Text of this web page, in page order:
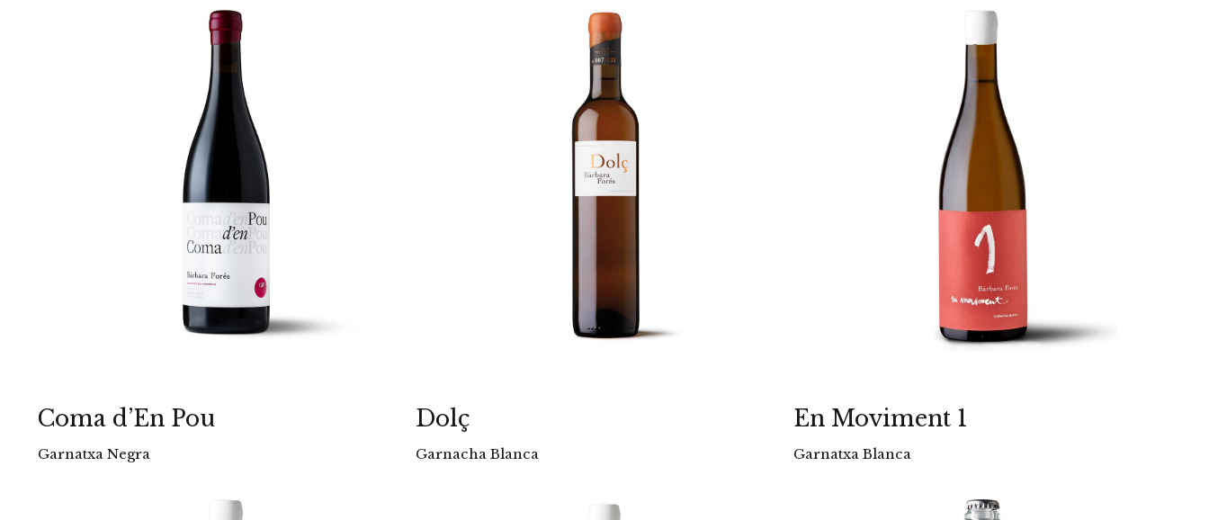
Coma d’En Pou
Garnatxa Negra
Dolç
Garnacha Blanca
En Moviment 1
Garnatxa Blanca